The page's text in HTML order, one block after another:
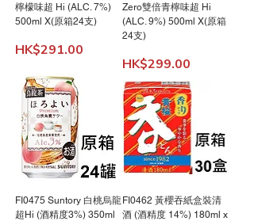
檸檬味超 Hi (ALC. 7%)
500ml X(原箱24支)
價格
HK$291.00
Zero雙倍青檸味超 Hi
(ALC. 9%) 500ml X(原箱
24支)
價格
HK$299.00
FI0475 Suntory 白桃烏龍
超Hi (酒精度3%) 350ml
FI0462 黃櫻吞紙盒裝清
酒 (酒精度 14%) 180ml x